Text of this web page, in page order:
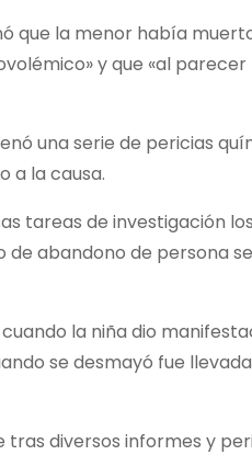
que la menor había
y que «al
una serie de pericias
a la causa.
tareas de investigación
abandono de persona
la niña dio
se desmayó fue
diversos informes y